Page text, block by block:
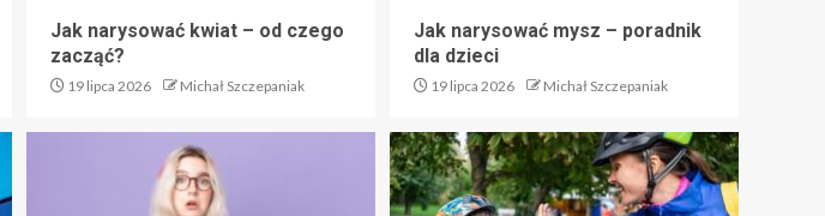
Jak narysować kwiat – od czego
zacząć?
19 lipca 2026 Michał Szczepaniak
Jak narysować mysz – poradnik
dla dzieci
19 lipca 2026 Michał Szczepaniak